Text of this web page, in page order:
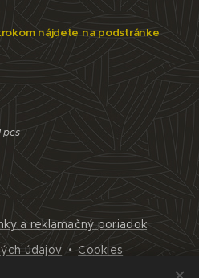
nájdete na podstránke
pcs
a reklamačný poriadok
údajov
Cookies